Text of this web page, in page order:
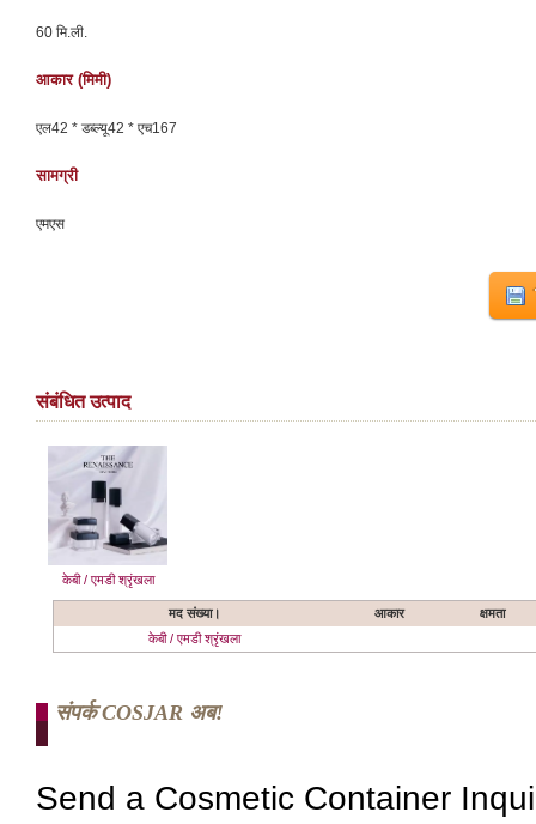
60 मि.ली.
आकार (मिमी)
एल42 * डब्ल्यू42 * एच167
सामग्री
एमएस
संबंधित उत्पाद
केबी / एमडी श्रृंखला
मद संख्या। आकार
क्षमता
केबी / एमडी श्रृंखला
संपर्क COSJAR अब!